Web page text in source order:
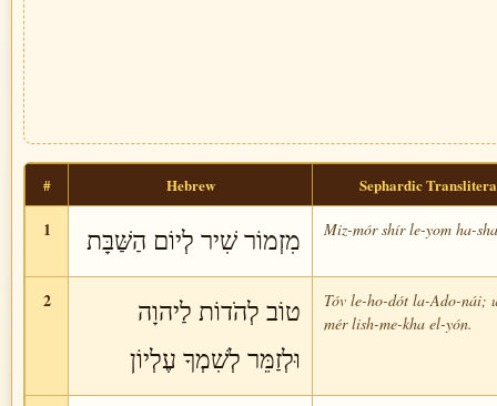
# Hebrew Sephardic
1 מִזְמוֹר שִׁיר לְיוֹם הַשַּׁבָּת Miz-mór shír le-yom ha-
2
טוֹב לְהֹדוֹת לַיהוָה
וּלְזַמֵּר לְשִׁמְךָ עֶלְיוֹן
Tóv le-ho-dót la-Ado-nái;
mér lish-me-kha el-yón.